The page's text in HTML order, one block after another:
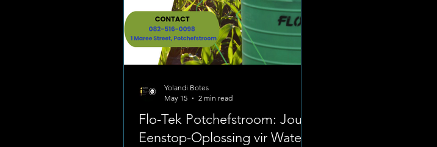
Flo-Tek Potchefstroom: Jou
Eenstop-Oplossing vir Water-
Yolandi Botes
May 15
2 min read